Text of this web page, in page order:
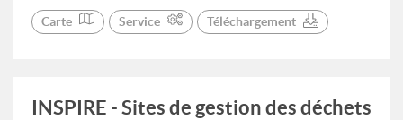
Carte Service Téléchargement
INSPIRE - Sites de gestion des déchets